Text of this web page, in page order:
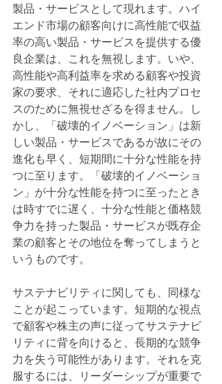
製品・サービスとして現れます。ハイ
エンド市場の顧客向けに高性能で収益
率の高い製品・サービスを提供する優
良企業は、これを無視します。いや、
高性能や高利益率を求める顧客や投資
家の要求、それに適応した社内プロセ
スのために無視せざるを得ません。し
かし、「破壊的イノベーション」は新
しい製品・サービスであるが故にその
進化も早く、短期間に十分な性能を持
つに至ります。「破壊的イノベーショ
ン」が十分な性能を持つに至ったとき
は時すでに遅く、十分な性能と価格競
争力を持った製品・サービスが既存企
業の顧客とその地位を奪ってしまうと
いうものです。
サステナビリティに関しても、同様な
ことが起こっています。短期的な視点
で顧客や株主の声に従ってサステナビ
リティに背を向けると、長期的な競争
力を失う可能性があります。それを克
服するには、リーダーシップが重要で